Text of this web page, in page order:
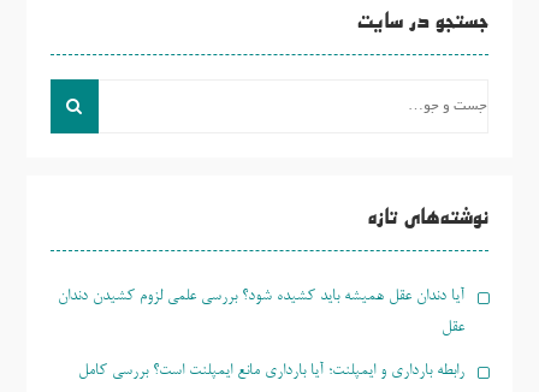
جستجو در سایت
نوشته‌های تازه
آیا دندان عقل همیشه باید کشیده شود؟ بررسی علمی لزوم کشیدن دندان
عقل
رابطه بارداری و ایمپلنت؛ آیا بارداری مانع ایمپلنت است؟ بررسی کامل